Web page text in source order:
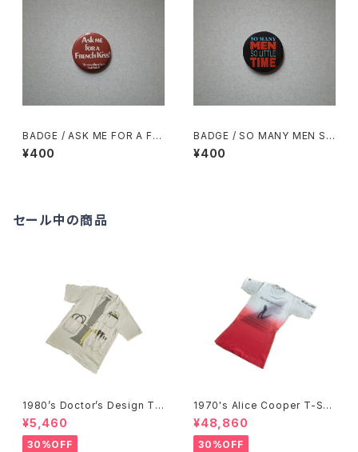
BADGE / ASK ME FOR A FR
ENCH Kiss!
¥400
BADGE / SO MANY MEN SO
LITTLE TIME
¥400
セール中の商品
1980’s Doctor’s Design Tr
ompe-l'œil T-Shirts -1980
年代 騙し絵Tシャツ-
¥5,460
30%OFF
1970's Alice Cooper T-Shi
rts -1970年代 アリス・クーパ
ーTシャツ-
¥48,860
30%OFF